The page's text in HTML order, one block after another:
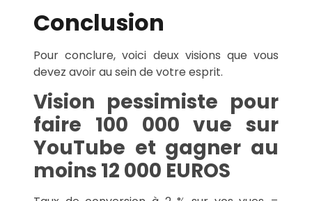
Conclusion
Pour conclure, voici deux visions que vous
devez avoir au sein de votre esprit.
Vision pessimiste pour
faire 100 000 vue sur
YouTube et gagner au
moins 12 000 EUROS